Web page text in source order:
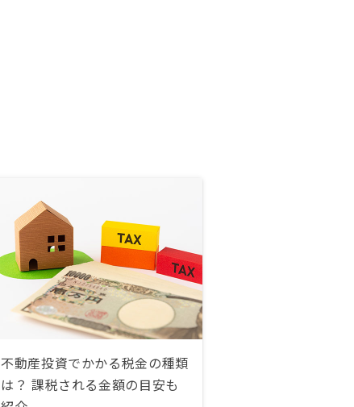
不動産投資でかかる税金の種類
は？ 課税される金額の目安も